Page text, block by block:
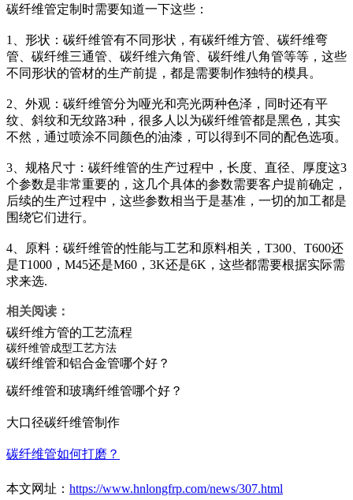
碳纤维管定制时需要知道一下这些：
1、形状：碳纤维管有不同形状，有碳纤维方管、碳纤维弯
管、碳纤维三通管、碳纤维六角管、碳纤维八角管等等，这些
不同形状的管材的生产前提，都是需要制作独特的模具。
2、外观：碳纤维管分为哑光和亮光两种色泽，同时还有平
纹、斜纹和无纹路3种，很多人以为碳纤维管都是黑色，其实
不然，通过喷涂不同颜色的油漆，可以得到不同的配色选项。
3、规格尺寸：碳纤维管的生产过程中，长度、直径、厚度这3
个参数是非常重要的，这几个具体的参数需要客户提前确定，
后续的生产过程中，这些参数相当于是基准，一切的加工都是
围绕它们进行。
4、原料：碳纤维管的性能与工艺和原料相关，T300、T600还
是T1000，M45还是M60，3K还是6K，这些都需要根据实际需
求来选.
相关阅读：
碳纤维方管的工艺流程
碳纤维管成型工艺方法
碳纤维管和铝合金管哪个好？
碳纤维管和玻璃纤维管哪个好？
大口径碳纤维管制作
碳纤维管如何打磨？
本文网址： https://www.hnlongfrp.com/news/307.html